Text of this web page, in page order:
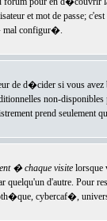
et mot de passe;
mal configur�.
de d�cider si vous
non-
prend seulement
� chaque visitelorsque
d'autre. Pour
cybercaf�,